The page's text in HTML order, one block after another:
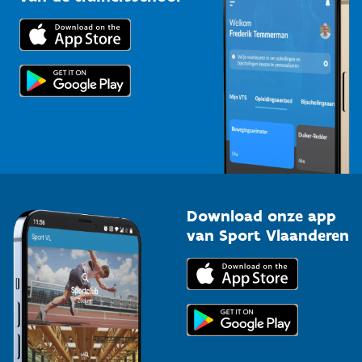
Trainers en begeleiders
Topsporters
Downloads
Voor de pers
Download onze app
van Sport Vlaanderen